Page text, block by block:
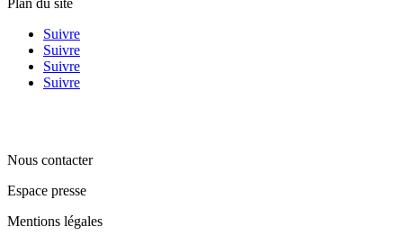
Suivre
Suivre
Suivre
Suivre
Nous contacter
Espace presse
Mentions légales